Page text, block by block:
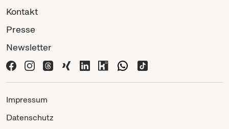
Kontakt
Presse
Newsletter
Impressum
Datenschutz